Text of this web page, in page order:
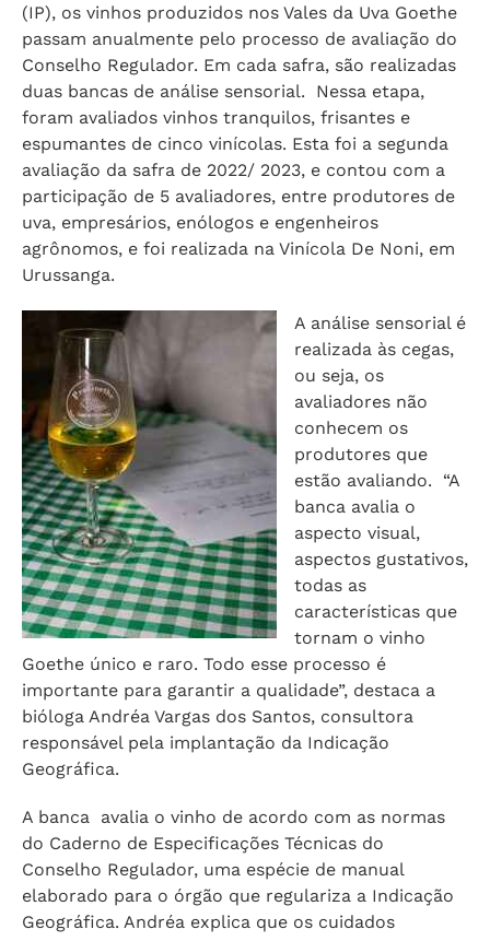
(IP), os vinhos produzidos nos Vales da Uva Goethe
passam anualmente pelo processo de avaliação do
Conselho Regulador. Em cada safra, são realizadas
duas bancas de análise sensorial. Nessa etapa,
foram avaliados vinhos tranquilos, frisantes e
espumantes de cinco vinícolas. Esta foi a segunda
avaliação da safra de 2022/ 2023, e contou com a
participação de 5 avaliadores, entre produtores de
uva, empresários, enólogos e engenheiros
agrônomos, e foi realizada na Vinícola De Noni, em
Urussanga.
A análise sensorial é
realizada às cegas,
ou seja, os
avaliadores não
conhecem os
produtores que
estão avaliando. “A
banca avalia o
aspecto visual,
aspectos gustativos,
todas as
características que
tornam o vinho
Goethe único e raro. Todo esse processo é
importante para garantir a qualidade”, destaca a
bióloga Andréa Vargas dos Santos, consultora
responsável pela implantação da Indicação
Geográfica.
A banca avalia o vinho de acordo com as normas
do Caderno de Especificações Técnicas do
Conselho Regulador, uma espécie de manual
elaborado para o órgão que regulariza a Indicação
Geográfica. Andréa explica que os cuidados